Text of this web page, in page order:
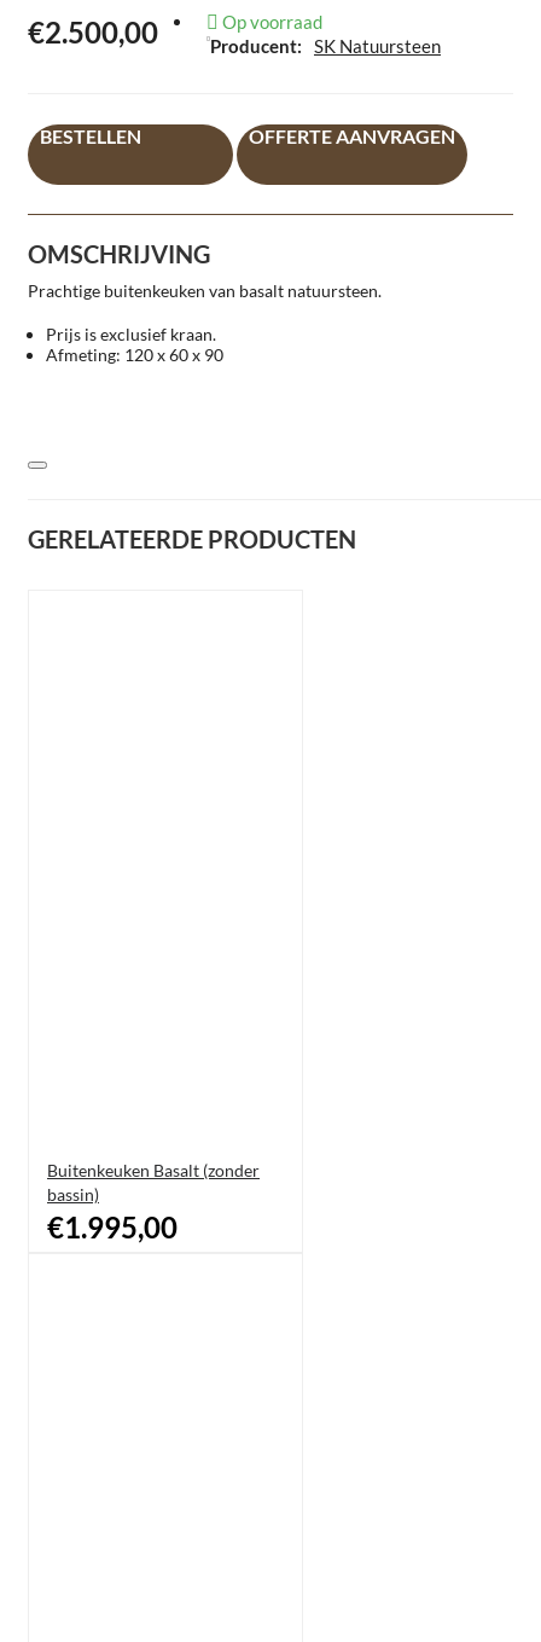
€2.500,00
Op voorraad
Producent:
SK Natuursteen
BESTELLEN OFFERTE AANVRAGEN
OMSCHRIJVING
Prachtige buitenkeuken van basalt natuursteen.
Prijs is exclusief kraan.
Afmeting: 120 x 60 x 90
GERELATEERDE PRODUCTEN
Buitenkeuken Basalt (zonder
bassin)
€1.995,00